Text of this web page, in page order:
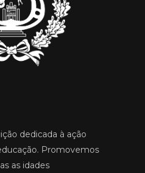
dedicada à ação
Promovemos
as idades